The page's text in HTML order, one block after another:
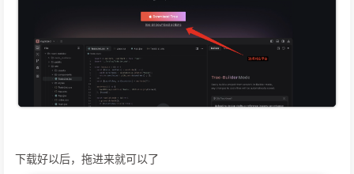
下载好以后，拖进来就可以了